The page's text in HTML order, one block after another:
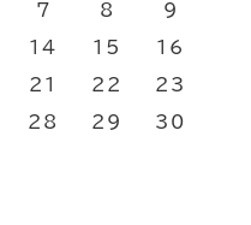
7 8 9
14 15 16
21 22 23
28 29 30